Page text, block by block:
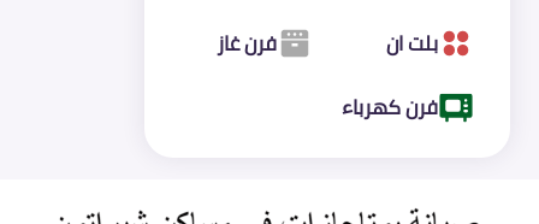
بلت ان
فرن غاز
فرن كهرباء